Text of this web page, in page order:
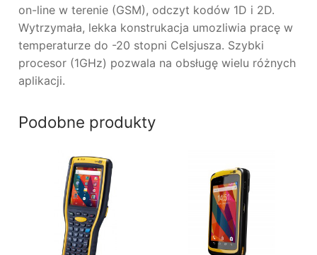
on-line w terenie (GSM), odczyt kodów 1D i 2D.
Wytrzymała, lekka konstrukacja umozliwia pracę w
temperaturze do -20 stopni Celsjusza. Szybki
procesor (1GHz) pozwala na obsługę wielu różnych
aplikacji.
Podobne produkty